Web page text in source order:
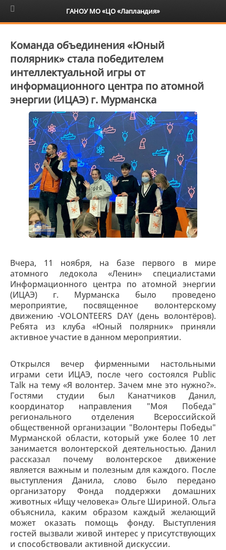
6+
Команда объединения «Юный
полярник» стала победителем
интеллектуальной игры от
информационного центра по атомной
энергии (ИЦАЭ) г. Мурманска
Вчера, 11 ноября, на базе первого в мире
атомного ледокола «Ленин» специалистами
Информационного центра по атомной энергии
(ИЦАЭ) г. Мурманска было проведено
мероприятие, посвященное волонтерскому
движению -VOLONTEERS DAY (день волонтёров).
Ребята из клуба «Юный полярник» приняли
активное участие в данном мероприятии.
Открылся вечер фирменными настольными
играми сети ИЦАЭ, после чего состоялся Public
Talk на тему «Я волонтер. Зачем мне это нужно?».
Гостями студии был Канатчиков Данил,
координатор направления "Моя Победа"
регионального отделения Всероссийской
общественной организации "Волонтеры Победы"
Мурманской области, который уже более 10 лет
занимается волонтерской деятельностью. Данил
рассказал почему волонтерское движение
является важным и полезным для каждого. После
выступления Данила, слово было передано
организатору Фонда поддержки домашних
животных «Ищу человека» Ольге Шириной. Ольга
объяснила, каким образом каждый желающий
может оказать помощь фонду. Выступления
гостей вызвали живой интерес у присутствующих
и способствовали активной дискуссии.
ГАНОУ МО «ЦО «Лапландия»